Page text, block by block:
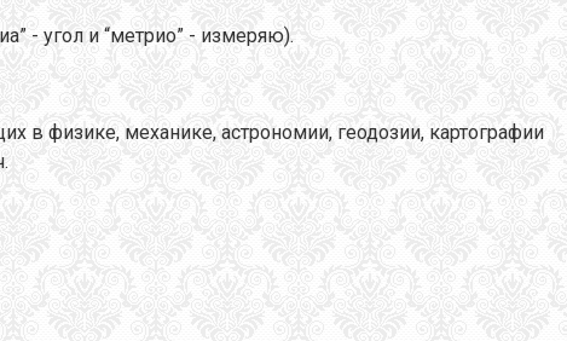
- угол и “метрио” - измеряю).
в физике, механике, астрономии, геодозии, картографии